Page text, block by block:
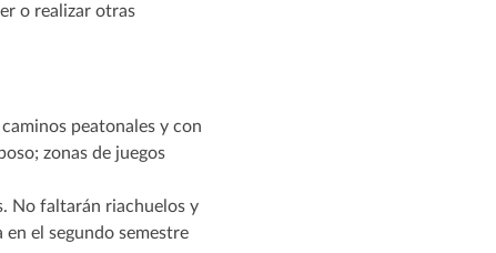
o realizar otras
peatonales y con
zonas de juegos
No faltarán riachuelos y
el segundo semestre